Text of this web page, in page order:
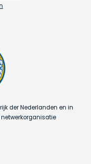
der Nederlanden en in